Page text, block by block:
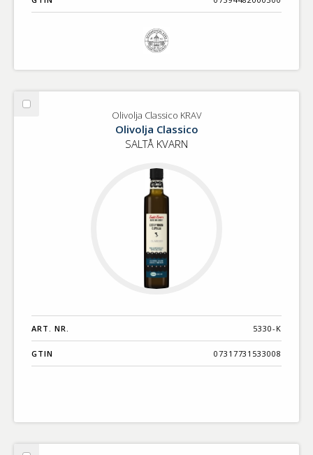
Välj
Olivolja Classico KRAV
Olivolja Classico
SALTÅ KVARN
ART. NR. 5330-K
GTIN 07317731533008